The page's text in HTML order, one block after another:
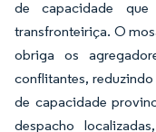
de capacidade
transfronteiriça. O
obriga os
conflitantes,
de capacidade
despacho